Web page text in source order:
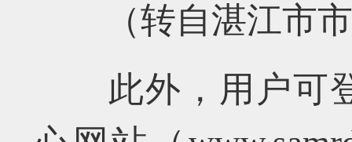
（转自湛江市市
此外，用户可登